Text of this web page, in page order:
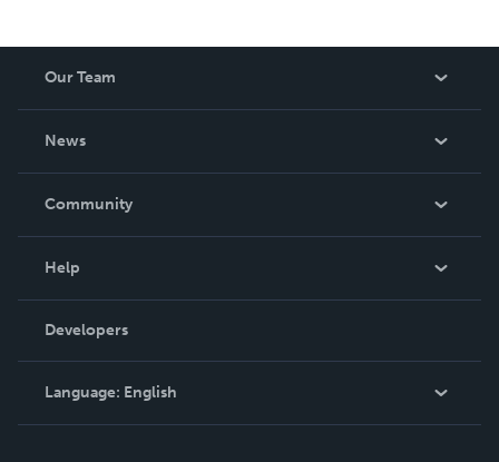
Our Team
News
In The News
Community
Podcast
Help
Order Lookup
Knowledge Base
Contact Support
Developers
Language: English